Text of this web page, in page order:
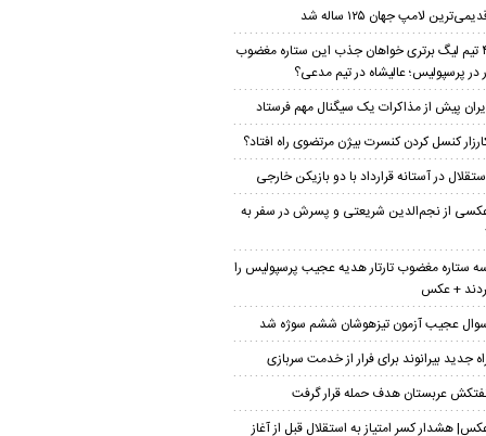
لامپ جهان ۱۲۵ ساله شد
۴ تیم لیگ برتری خواهان جذب این ستاره مغضوب
در پرسپولیس؛‌ عالیشاه در تیم مدعی؟
پیش از مذاکرات یک سیگنال مهم فرستاد
کنسل کردن کنسرت بیژن مرتضوی راه افتاد؟
در آستانه قرارداد با دو بازیکن خارجی
از نجم‌الدین شریعتی و پسرش در سفر به
ستاره مغضوب تارتار هدیه عجیب پرسپولیس را
+ عکس
عجیب آزمون تیزهوشان ششم سوژه شد
جدید بیرانوند برای فرار از خدمت سربازی
عربستان هدف حمله قرار گرفت
هشدار کسر امتیاز به استقلال قبل از آغاز